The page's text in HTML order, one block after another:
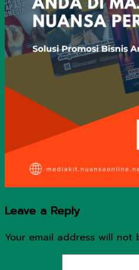
Leave a Reply
Your email address will not